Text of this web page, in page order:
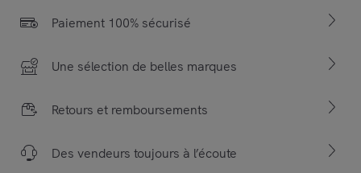
Paiement 100% sécurisé
Une sélection de belles marques
Retours et remboursements
Des vendeurs toujours à l’écoute